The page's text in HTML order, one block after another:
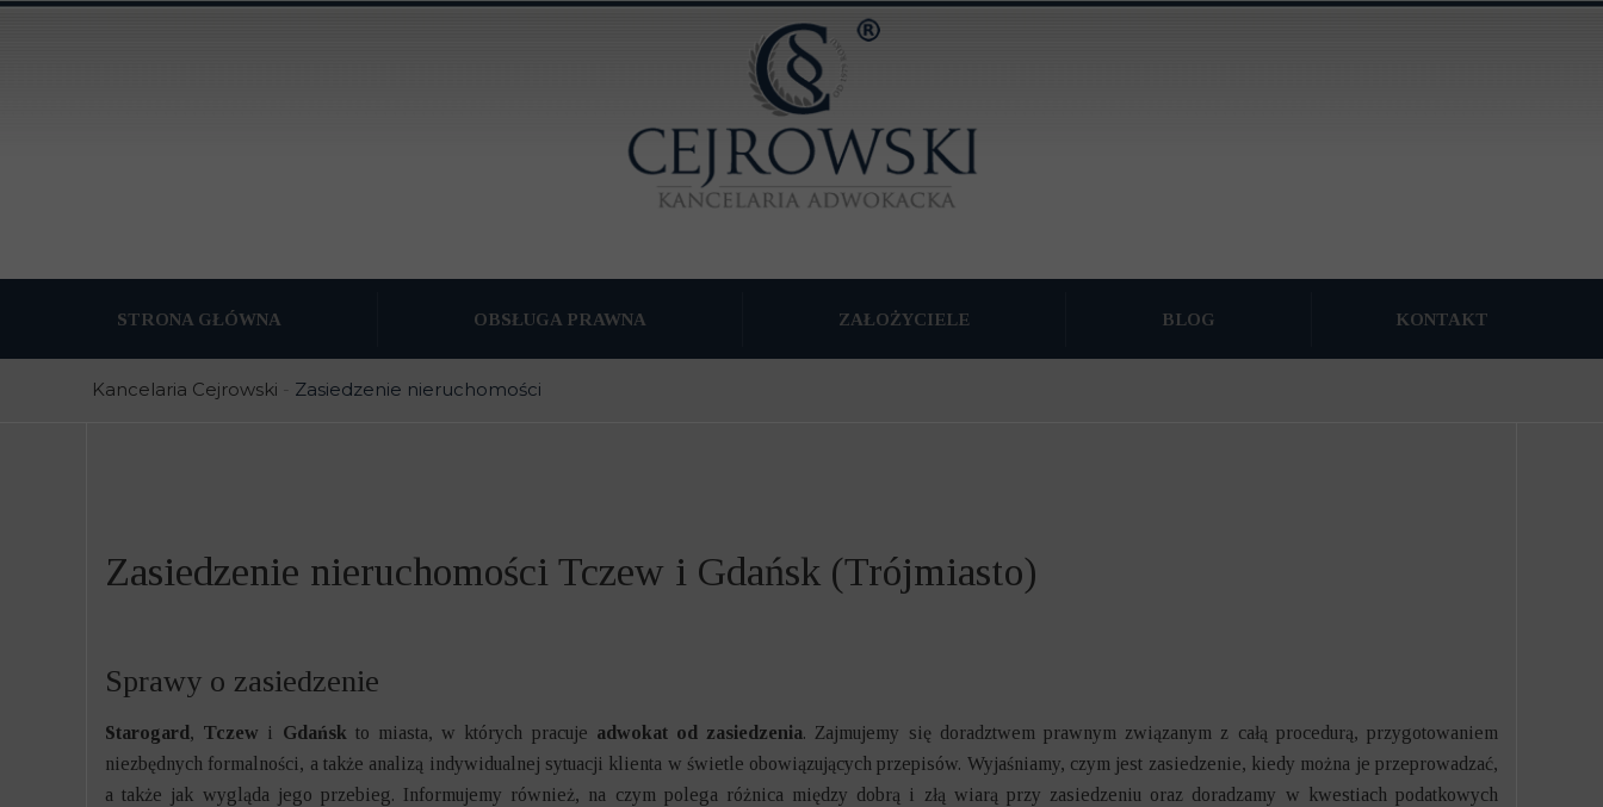
STRONA GŁÓWNA OBSŁUGA PRAWNA
PRAWO GOSPODARCZE
ZAŁOŻYCIELE BLOG KONTAKT
Kancelaria Cejrowski - Zasiedzenie nieruchomości
Zasiedzenie nieruchomości Tczew i Gdańsk (Trójmiasto)
Sprawy o zasiedzenie
Starogard , Tczew i Gdańsk to miasta, w których pracuje adwokat od zasiedzenia. Zajmujemy się doradztwem prawnym związanym z całą procedurą, przygotowaniem
niezbędnych formalności, a także analizą indywidualnej sytuacji klienta w świetle obowiązujących przepisów. Wyjaśniamy, czym jest zasiedzenie, kiedy można je przeprowadzać,
a także jak wygląda jego przebieg. Informujemy również, na czym polega różnica między dobrą i złą wiarą przy zasiedzeniu oraz doradzamy w kwestiach podatkowych